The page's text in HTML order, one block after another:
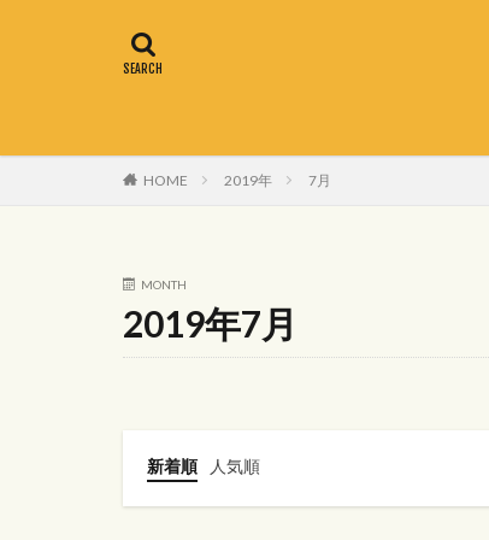
HOME 2019年 7月
MONTH
2019年7月
新着順 人気順